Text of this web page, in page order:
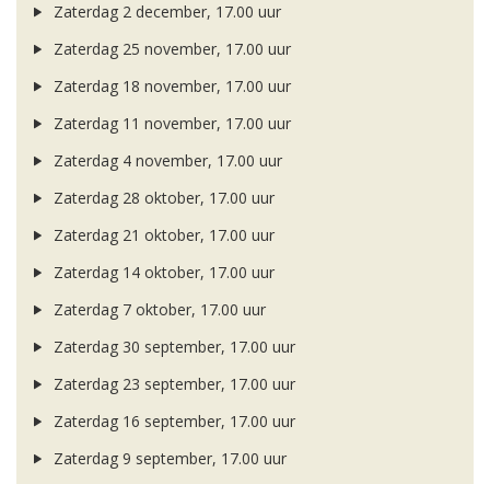
Zaterdag 2 december, 17.00 uur
Zaterdag 25 november, 17.00 uur
Zaterdag 18 november, 17.00 uur
Zaterdag 11 november, 17.00 uur
Zaterdag 4 november, 17.00 uur
Zaterdag 28 oktober, 17.00 uur
Zaterdag 21 oktober, 17.00 uur
Zaterdag 14 oktober, 17.00 uur
Zaterdag 7 oktober, 17.00 uur
Zaterdag 30 september, 17.00 uur
Zaterdag 23 september, 17.00 uur
Zaterdag 16 september, 17.00 uur
Zaterdag 9 september, 17.00 uur